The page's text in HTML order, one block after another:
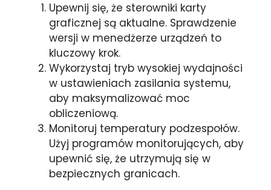
Upewnij się, że sterowniki karty
graficznej są aktualne. Sprawdzenie
wersji w menedżerze urządzeń to
kluczowy krok.
Wykorzystaj tryb wysokiej wydajności
w ustawieniach zasilania systemu,
aby maksymalizować moc
obliczeniową.
Monitoruj temperatury podzespołów.
Użyj programów monitorujących, aby
upewnić się, że utrzymują się w
bezpiecznych granicach.